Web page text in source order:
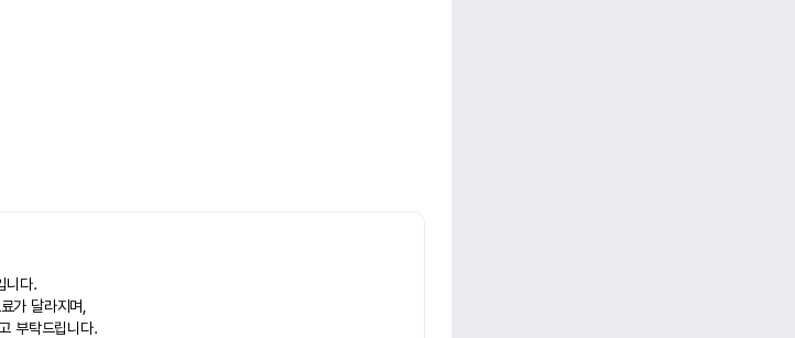
니다.
가 달라지며,
부탁드립니다.